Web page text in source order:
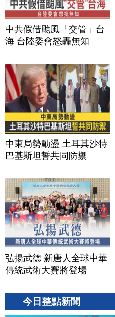
中共假借颱風「交管」台
海 台陸委會怒轟無知
中東局勢動盪 土耳其沙特
巴基斯坦誓共同防禦
弘揚武德 新唐人全球中華
傳統武術大賽將登場
今日整點新聞